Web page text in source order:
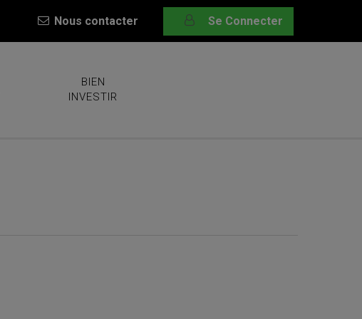
Nous contacter Se Connecter
BIEN
INVESTIR